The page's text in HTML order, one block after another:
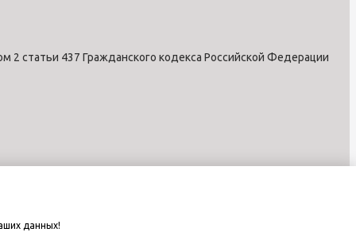
данных!
2 статьи 437 Гражданского кодекса Российской Федерации